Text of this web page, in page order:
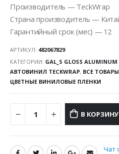
Производитель — TeckWrap
Страна производитель —
Гарантийный срок (мес) — 12
АРТИКУЛ: 482067829
КАТЕГОРИИ: GAL_S GLOSS
АВТОВИНИЛ TECKWRAP, ВСЕ ТОВАРЫ
ЦВЕТНЫЕ ВИНИЛОВЫЕ ПЛЕНКИ
В КОРЗИНУ
Чат